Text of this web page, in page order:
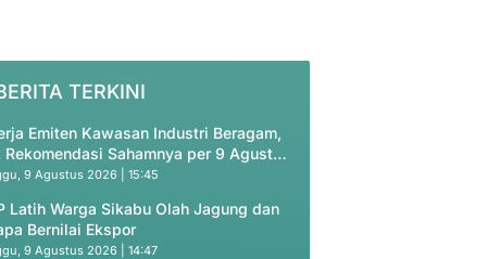
TERKINI
Emiten Kawasan Industri Beragam,
Rekomendasi Sahamnya per 9 Agustus
9 Agustus 2026 | 15:45
Latih Warga Sikabu Olah Jagung dan
Bernilai Ekspor
9 Agustus 2026 | 14:47